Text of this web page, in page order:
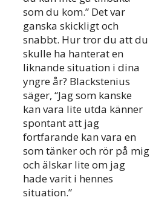
som du kom.” Det var
ganska skickligt och
snabbt. Hur tror du att du
skulle ha hanterat en
liknande situation i dina
yngre år? Blackstenius
säger, “Jag som kanske
kan vara lite utda känner
spontant att jag
fortfarande kan vara en
som tänker och rör på mig
och älskar lite om jag
hade varit i hennes
situation.”